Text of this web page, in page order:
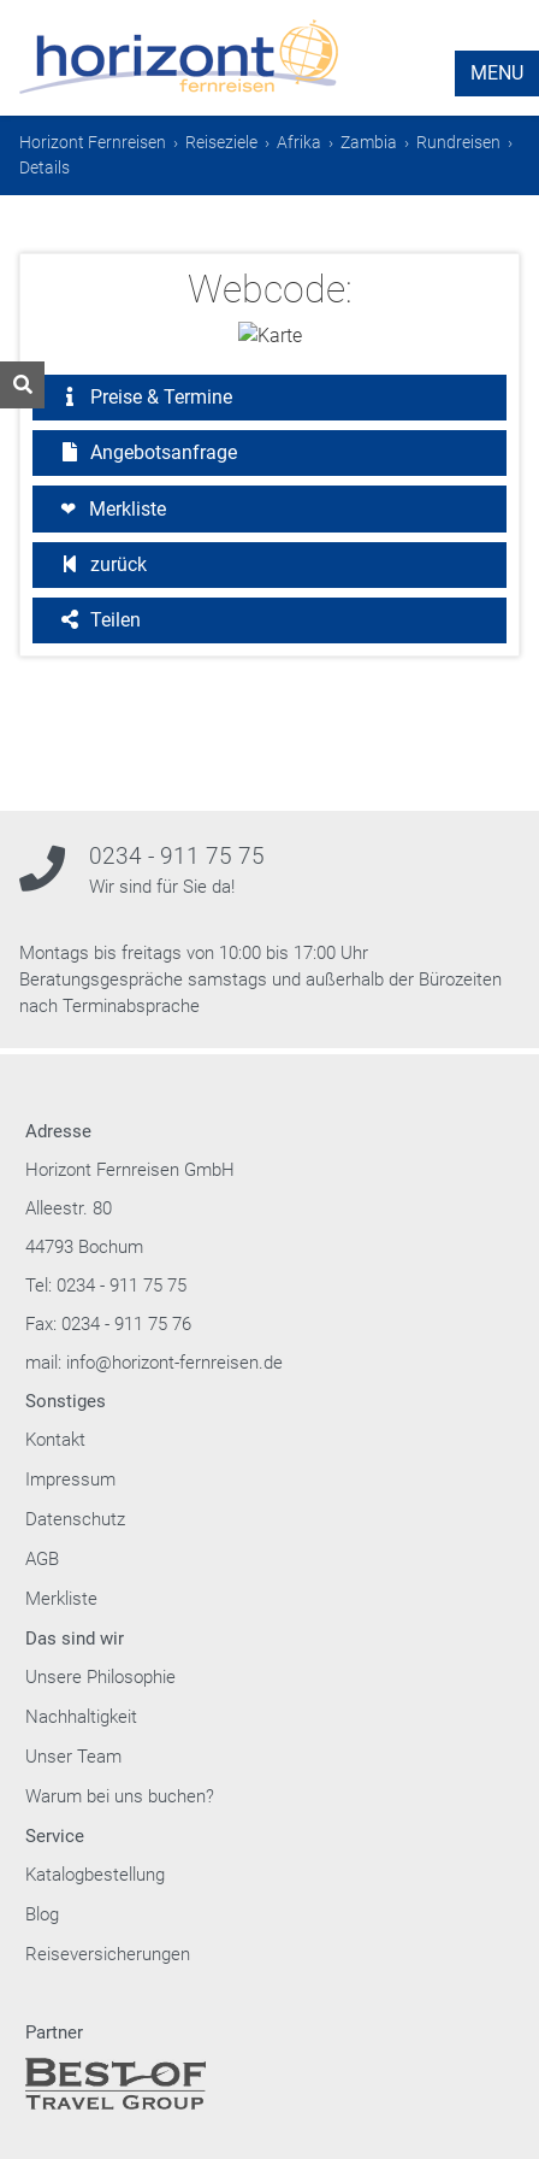
MENU
Horizont Fernreisen › Reiseziele › Afrika › Zambia › Rundreisen ›
Details
Webcode:
Preise & Termine
Angebotsanfrage
Merkliste
zurück
Teilen
0234 - 911 75 75
Wir sind für Sie da!
Montags bis freitags von 10:00 bis 17:00 Uhr
Beratungsgespräche samstags und außerhalb der Bürozeiten
nach Terminabsprache
Adresse
Horizont Fernreisen GmbH
Alleestr. 80
44793 Bochum
Tel: 0234 - 911 75 75
Fax: 0234 - 911 75 76
mail: info@horizont-fernreisen.de
Sonstiges
Kontakt
Impressum
Datenschutz
AGB
Merkliste
Das sind wir
Unsere Philosophie
Nachhaltigkeit
Unser Team
Warum bei uns buchen?
Service
Katalogbestellung
Blog
Reiseversicherungen
Partner